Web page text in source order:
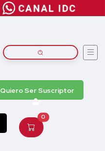
Quiero Ser Suscriptor
0